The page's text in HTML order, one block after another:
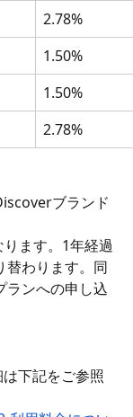
2.78%
1.50%
1.50%
2.78%
ます。1年経過
替わります。同
ランへの申し込
は下記をご参照